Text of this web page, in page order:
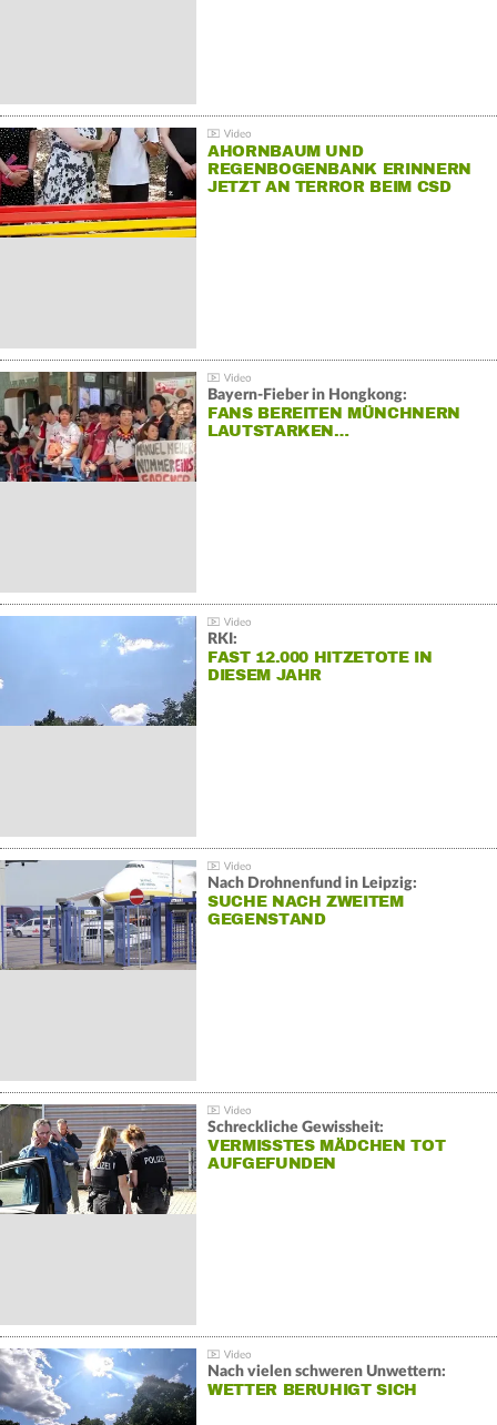
AHORNBAUM UND
REGENBOGENBANK ERINNERN
JETZT AN TERROR BEIM CSD
Bayern-Fieber in Hongkong:
FANS BEREITEN MÜNCHNERN
LAUTSTARKEN…
RKI:
FAST 12.000 HITZETOTE IN
DIESEM JAHR
Nach Drohnenfund in Leipzig:
SUCHE NACH ZWEITEM
GEGENSTAND
Schreckliche Gewissheit:
VERMISSTES MÄDCHEN TOT
AUFGEFUNDEN
Nach vielen schweren Unwettern:
WETTER BERUHIGT SICH